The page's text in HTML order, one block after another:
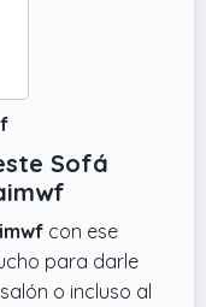
Sofá
con ese
para darle
o incluso al